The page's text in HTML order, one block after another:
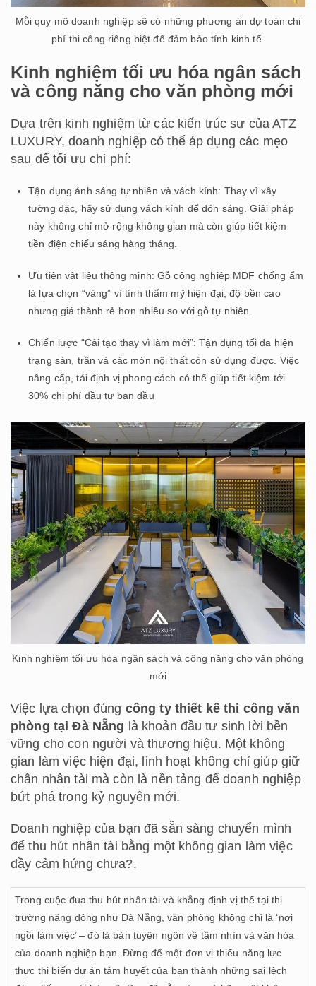
Mỗi quy mô doanh nghiệp sẽ có những phương án dự toán chi
phí thi công riêng biệt để đảm bảo tính kinh tế.
Kinh nghiệm tối ưu hóa ngân sách
và công năng cho văn phòng mới
Dựa trên kinh nghiệm từ các kiến trúc sư của ATZ
LUXURY, doanh nghiệp có thể áp dụng các mẹo
sau để tối ưu chi phí:
Tận dụng ánh sáng tự nhiên và vách kính: Thay vì xây
tường đặc, hãy sử dụng vách kính để đón sáng. Giải pháp
này không chỉ mở rộng không gian mà còn giúp tiết kiệm
tiền điện chiếu sáng hàng tháng.
Ưu tiên vật liệu thông minh: Gỗ công nghiệp MDF chống ẩm
là lựa chọn “vàng” vì tính thẩm mỹ hiện đại, độ bền cao
nhưng giá thành rẻ hơn nhiều so với gỗ tự nhiên.
Chiến lược “Cải tạo thay vì làm mới”: Tận dụng tối đa hiện
trạng sàn, trần và các món nội thất còn sử dụng được. Việc
nâng cấp, tái định vị phong cách có thể giúp tiết kiệm tới
30% chi phí đầu tư ban đầu
Kinh nghiệm tối ưu hóa ngân sách và công năng cho văn phòng
mới
Việc lựa chọn đúng công ty thiết kế thi công văn
phòng tại Đà Nẵng là khoản đầu tư sinh lời bền
vững cho con người và thương hiệu. Một không
gian làm việc hiện đại, linh hoạt không chỉ giúp giữ
chân nhân tài mà còn là nền tảng để doanh nghiệp
bứt phá trong kỷ nguyên mới.
Doanh nghiệp của bạn đã sẵn sàng chuyển mình
để thu hút nhân tài bằng một không gian làm việc
đầy cảm hứng chưa?.
Trong cuộc đua thu hút nhân tài và khẳng định vị thế tại thị
trường năng động như Đà Nẵng, văn phòng không chỉ là ‘nơi
ngồi làm việc’ – đó là bản tuyên ngôn về tầm nhìn và văn hóa
của doanh nghiệp bạn. Đừng để một đơn vị thiếu năng lực
thực thi biến dự án tâm huyết của bạn thành những sai lệch